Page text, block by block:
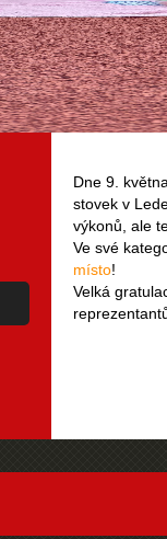
Dne 9.
stovek v
výkonů, ale
Ve své
místo!
Velká